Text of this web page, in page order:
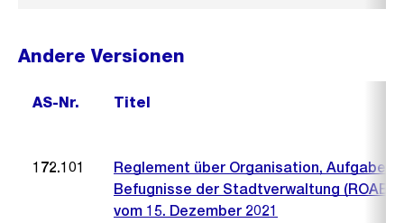
Andere Versionen
AS-Nr. Titel
172.101
Reglement über Organisation, Aufgaben
Befugnisse der Stadtverwaltung (ROAB)
vom 15. Dezember 2021